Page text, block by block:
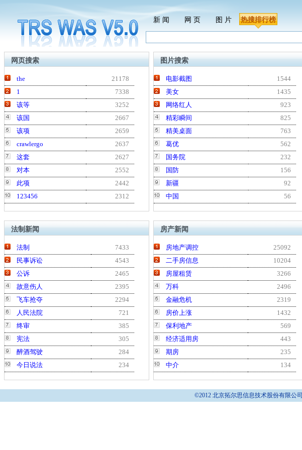
新 闻 网 页 图 片 热搜排行榜
网页搜索
the
21178
1
7338
该等
3252
该国
2667
该项
2659
crawlergo
2637
这套
2627
对本
2552
此项
2442
123456
2312
图片搜索
电影截图
1544
美女
1435
网络红人
923
精彩瞬间
825
精美桌面
763
葛优
562
国务院
232
国防
156
新疆
92
中国
56
法制新闻
法制
7433
民事诉讼
4543
公诉
2465
故意伤人
2395
飞车抢夺
2294
人民法院
721
终审
385
宪法
305
醉酒驾驶
284
今日说法
234
房产新闻
房地产调控
25092
二手房信息
10204
房屋租赁
3266
万科
2496
金融危机
2319
房价上涨
1432
保利地产
569
经济适用房
443
期房
235
中介
134
©2012 北京拓尔思信息技术股份有限公司